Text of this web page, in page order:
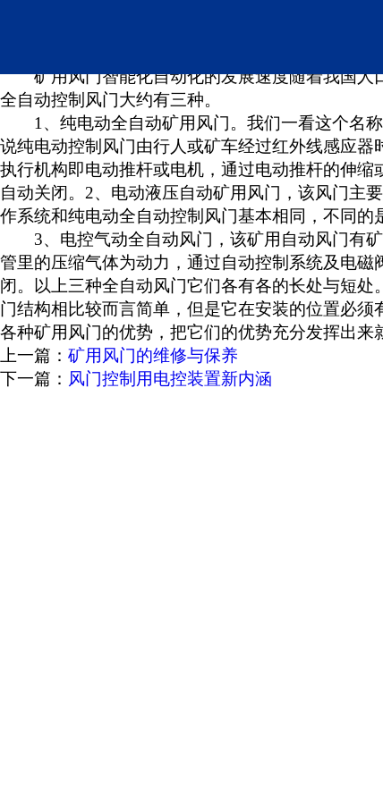
矿用风门智能化自动化的发展速度随着我国
全自动控制风门大约有三种。
1、纯电动全自动矿用风门。我们一看这个名
说纯电动控制风门由行人或矿车经过红外线感应
执行机构即电动推杆或电机，通过电动推杆的伸
自动关闭。2、电动液压自动矿用风门，该风门主
作系统和纯电动全自动控制风门基本相同，不同的
3、电控气动全自动风门，该矿用自动风门有
管里的压缩气体为动力，通过自动控制系统及电
闭。以上三种全自动风门它们各有各的长处与短
门结构相比较而言简单，但是它在安装的位置必
各种矿用风门的优势，把它们的优势充分发挥出来
上一篇： 矿用风门的维修与保养
下一篇： 风门控制用电控装置新内涵